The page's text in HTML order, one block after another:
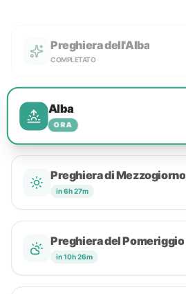
Preghiera dell'Alba
COMPLETATO
Alba
ORA
Preghiera di Mezzogiorno
in 6h 27m
Preghiera del Pomeriggio
in 10h 26m